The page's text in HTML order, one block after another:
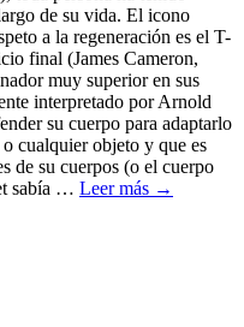
de su vida. El icono
a la regeneración es el T-
final (James Cameron,
muy superior en sus
interpretado por Arnold
su cuerpo para adaptarlo
cualquier objeto y que es
de su cuerpos (o el cuerpo
sabía … Leer más →